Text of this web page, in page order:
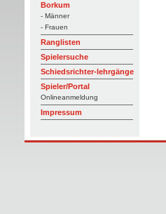
Borkum
- Männer
- Frauen
Ranglisten
Spielersuche
Schiedsrichter-lehrgänge
Spieler/Portal
Onlineanmeldung
Impressum